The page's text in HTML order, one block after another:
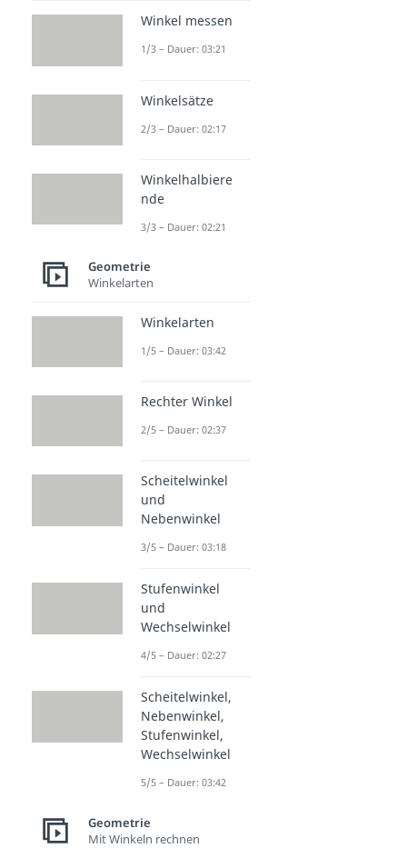
Winkel messen
1/3 – Dauer: 03:21
Winkelsätze
2/3 – Dauer: 02:17
Winkelhalbiere
nde
3/3 – Dauer: 02:21
Geometrie
Winkelarten
Winkelarten
1/5 – Dauer: 03:42
Rechter Winkel
2/5 – Dauer: 02:37
Scheitelwinkel
und
Nebenwinkel
3/5 – Dauer: 03:18
Stufenwinkel
und
Wechselwinkel
4/5 – Dauer: 02:27
Scheitelwinkel,
Nebenwinkel,
Stufenwinkel,
Wechselwinkel
5/5 – Dauer: 03:42
Geometrie
Mit Winkeln rechnen